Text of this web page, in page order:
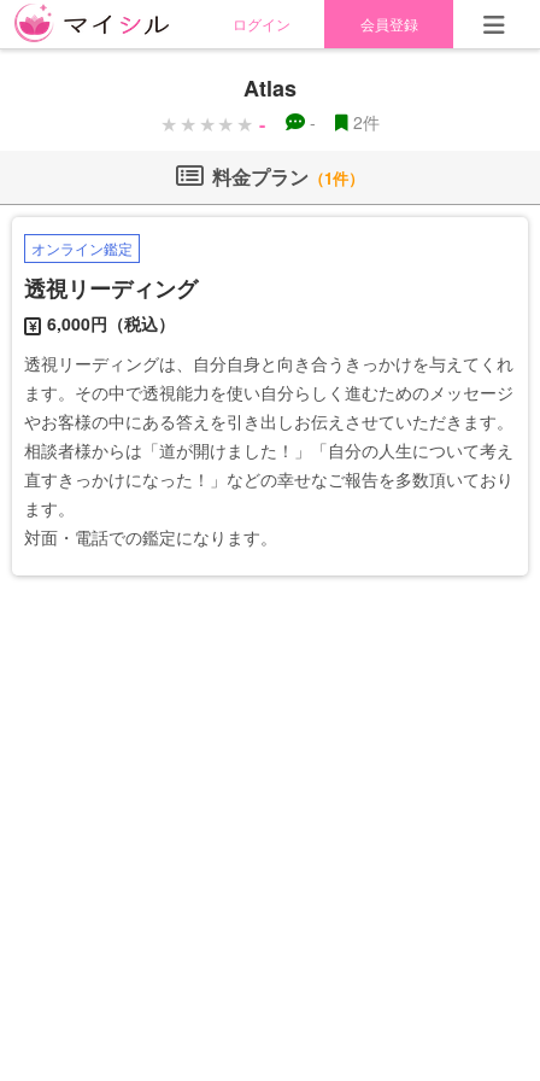
ログイン 会員登録
Atlas
- - 2件
料金プラン （1件）
オンライン鑑定
透視リーディング
6,000円（税込）
透視リーディングは、自分自身と向き合うきっかけを与えてくれ
ます。その中で透視能力を使い自分らしく進むためのメッセージ
やお客様の中にある答えを引き出しお伝えさせていただきます。
相談者様からは「道が開けました！」「自分の人生について考え
直すきっかけになった！」などの幸せなご報告を多数頂いており
ます。
対面・電話での鑑定になります。